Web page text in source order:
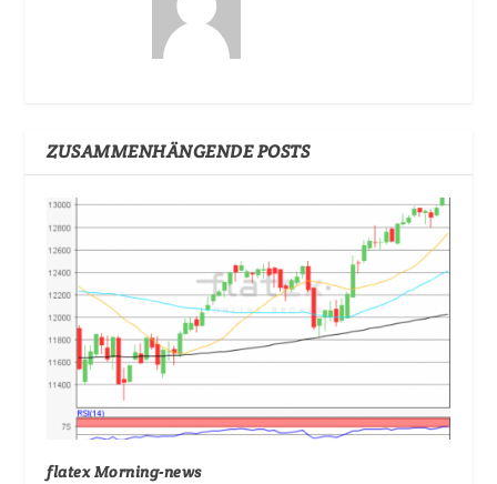
ZUSAMMENHÄNGENDE POSTS
flatex Morning-news